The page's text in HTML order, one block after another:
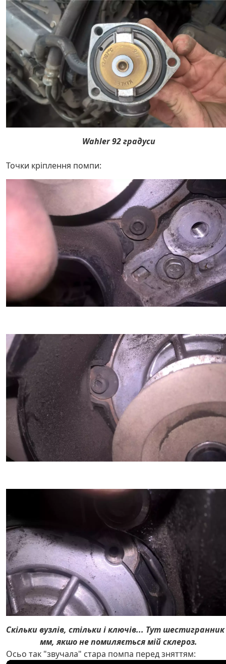
Wahler 92 градуси
Точки кріплення помпи:
Скільки вузлів, стільки і ключів... Тут
мм, якшо не помиляється мій склероз.
Осьо так "звучала" стара помпа перед зняттям: